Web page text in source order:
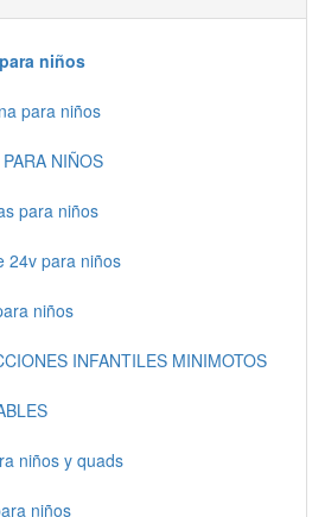
niños
para niños
NIÑOS
para niños
24v para niños
niños
INFANTILES MINIMOTOS
niños y quads
niños